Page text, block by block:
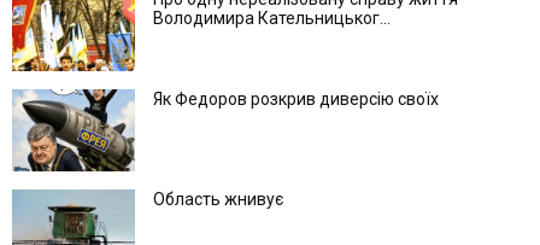
Володимира Кательницьког...
Як Федоров розкрив диверсію своїх
Область жнивує